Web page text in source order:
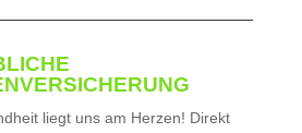
liegt uns am Herzen! Direkt